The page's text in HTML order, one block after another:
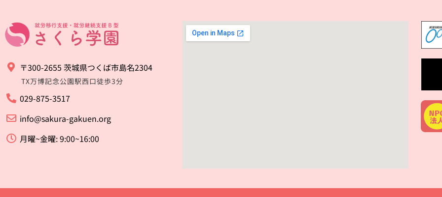
〒300-2655 茨城県つくば市島名2304
TX万博記念公園駅西口徒歩3分
029-875-3517
info@sakura-gakuen.org
月曜~金曜: 9:00~16:00